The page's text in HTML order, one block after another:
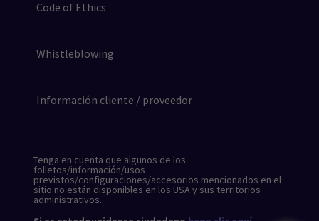
Code of Ethics
Whistleblowing
Información cliente / proveedor
Tenga en cuenta que algunos de los
folletos/información/usos
previstos/configuraciones/accesorios mencionados en el
sitio no están disponibles en los USA y sus territorios
administrativos.